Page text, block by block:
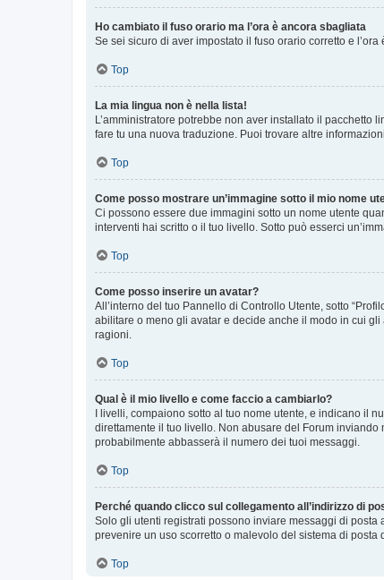
Ho cambiato il fuso orario ma l’ora è ancora sbagliata
Se sei sicuro di aver impostato il fuso orario corretto e
Top
La mia lingua non è nella lista!
L’amministratore potrebbe non aver installato il
fare tu una nuova traduzione. Puoi trovare altre
Top
Come posso mostrare un’immagine sotto il mio nome
Ci possono essere due immagini sotto un nome utente
interventi hai scritto o il tuo livello. Sotto può esserci
Top
Come posso inserire un avatar?
All’interno del tuo Pannello di Controllo Utente, sotto
abilitare o meno gli avatar e decide anche il modo in cui
ragioni.
Top
Qual è il mio livello e come faccio a cambiarlo?
I livelli, compaiono sotto al tuo nome utente, e indicano il
direttamente il tuo livello. Non abusare del Forum
probabilmente abbasserà il numero dei tuoi messaggi.
Top
Perché quando clicco sul collegamento all’indirizzo di
Solo gli utenti registrati possono inviare messaggi di
prevenire un uso scorretto o malevolo del sistema di posta
Top